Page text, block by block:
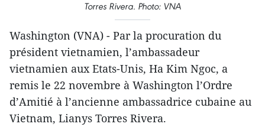
Torres Rivera. Photo: VNA
Washington (VNA) - Par la procuration du
président vietnamien, l’ambassadeur
vietnamien aux Etats-Unis, Ha Kim Ngoc, a
remis le 22 novembre à Washington l’Ordre
d’Amitié à l’ancienne ambassadrice cubaine au
Vietnam, Lianys Torres Rivera.